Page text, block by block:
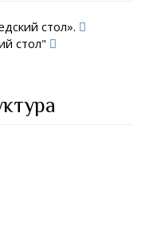
стол».
стол"